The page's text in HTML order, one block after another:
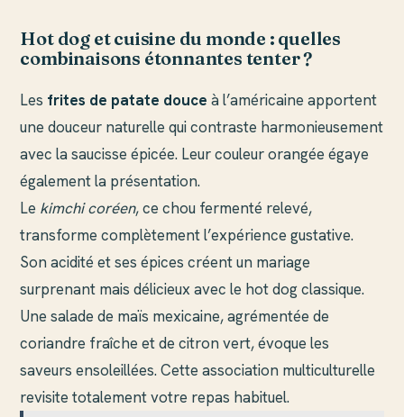
Hot dog et cuisine du monde : quelles
combinaisons étonnantes tenter ?
Les frites de patate douce à l’américaine apportent
une douceur naturelle qui contraste harmonieusement
avec la saucisse épicée. Leur couleur orangée égaye
également la présentation.
Le kimchi coréen, ce chou fermenté relevé,
transforme complètement l’expérience gustative.
Son acidité et ses épices créent un mariage
surprenant mais délicieux avec le hot dog classique.
Une salade de maïs mexicaine, agrémentée de
coriandre fraîche et de citron vert, évoque les
saveurs ensoleillées. Cette association multiculturelle
revisite totalement votre repas habituel.